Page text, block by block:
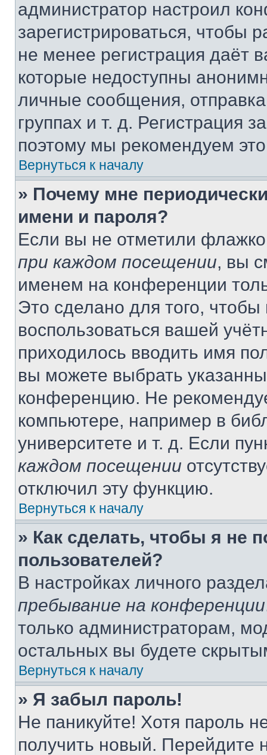
администратор настроил
зарегистрироваться, чтобы
не менее регистрация даёт
которые недоступны
личные сообщения,
группах и т. д. Регистрация
поэтому мы рекомендуем
Вернуться к началу
» Почему мне
имени и пароля?
Если вы не отметили
при каждом посещении, вы
именем на конференции
Это сделано для того, чтобы
воспользоваться вашей
приходилось вводить имя
вы можете выбрать
конференцию. Не
компьютере, например в
университете и т. д. Если
каждом посещении
отключил эту функцию.
Вернуться к началу
» Как сделать, чтобы я не
пользователей?
В настройках личного
пребывание на конференции
только администраторам,
остальных вы будете
Вернуться к началу
» Я забыл пароль!
Не паникуйте! Хотя пароль
получить новый. Перейдите